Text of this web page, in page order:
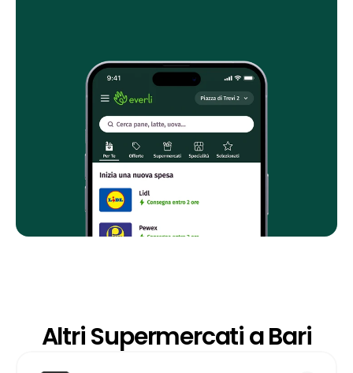
Altri Supermercati a Bari